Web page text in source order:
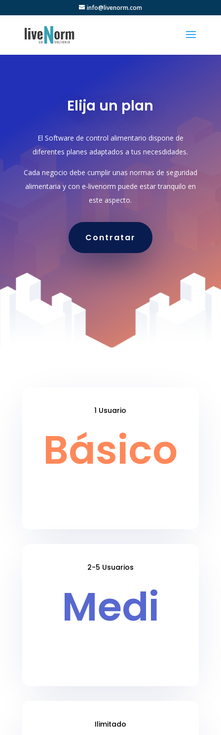
Abrir barra de herramientas
info@livenorm.com
Elija un plan
El Software de control alimentario dispone de
diferentes planes adaptados a tus necesdidades.
Cada negocio debe cumplir unas normas de seguridad
alimentaria y con e-livenorm puede estar tranquilo en
este aspecto.
Contratar
1 Usuario
Básico
2-5 Usuarios
Medi
Ilimitado